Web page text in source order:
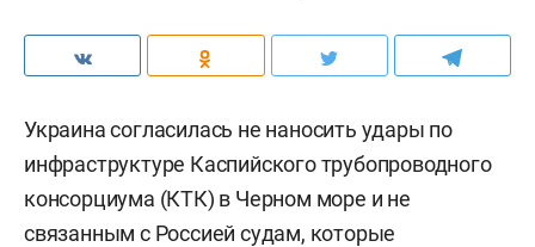
Украина согласилась не наносить удары по
инфраструктуре Каспийского трубопроводного
консорциума (КТК) в Черном море и не
связанным с Россией судам, которые